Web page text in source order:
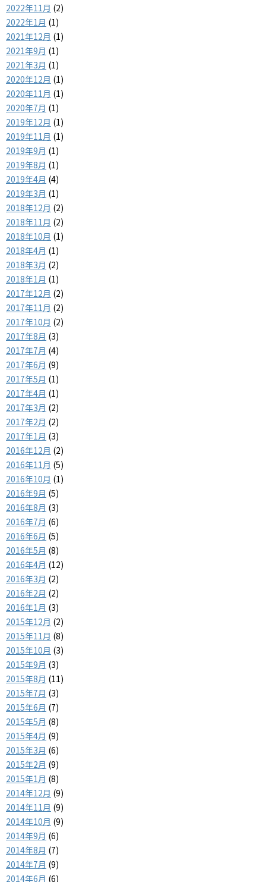
2022年11月 (2)
2022年1月 (1)
2021年12月 (1)
2021年9月 (1)
2021年3月 (1)
2020年12月 (1)
2020年11月 (1)
2020年7月 (1)
2019年12月 (1)
2019年11月 (1)
2019年9月 (1)
2019年8月 (1)
2019年4月 (4)
2019年3月 (1)
2018年12月 (2)
2018年11月 (2)
2018年10月 (1)
2018年4月 (1)
2018年3月 (2)
2018年1月 (1)
2017年12月 (2)
2017年11月 (2)
2017年10月 (2)
2017年8月 (3)
2017年7月 (4)
2017年6月 (9)
2017年5月 (1)
2017年4月 (1)
2017年3月 (2)
2017年2月 (2)
2017年1月 (3)
2016年12月 (2)
2016年11月 (5)
2016年10月 (1)
2016年9月 (5)
2016年8月 (3)
2016年7月 (6)
2016年6月 (5)
2016年5月 (8)
2016年4月 (12)
2016年3月 (2)
2016年2月 (2)
2016年1月 (3)
2015年12月 (2)
2015年11月 (8)
2015年10月 (3)
2015年9月 (3)
2015年8月 (11)
2015年7月 (3)
2015年6月 (7)
2015年5月 (8)
2015年4月 (9)
2015年3月 (6)
2015年2月 (9)
2015年1月 (8)
2014年12月 (9)
2014年11月 (9)
2014年10月 (9)
2014年9月 (6)
2014年8月 (7)
2014年7月 (9)
2014年6月 (6)